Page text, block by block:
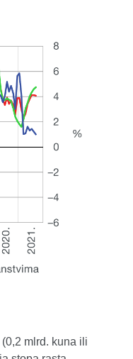
mlrd. kuna ili